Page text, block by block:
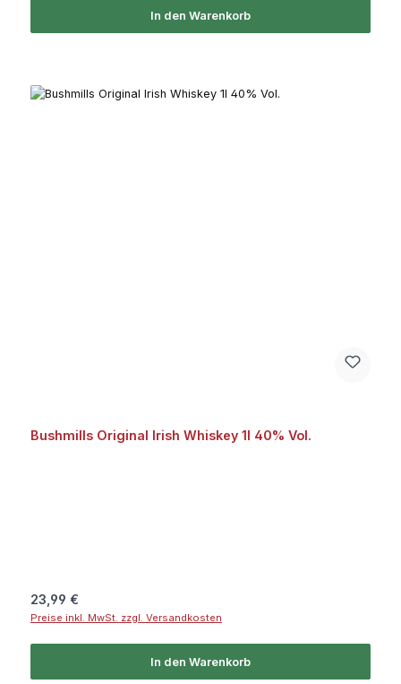
In den Warenkorb
Bushmills Original Irish Whiskey 1l 40% Vol.
Regulärer Preis:
23,99 €
Preise inkl. MwSt. zzgl. Versandkosten
In den Warenkorb